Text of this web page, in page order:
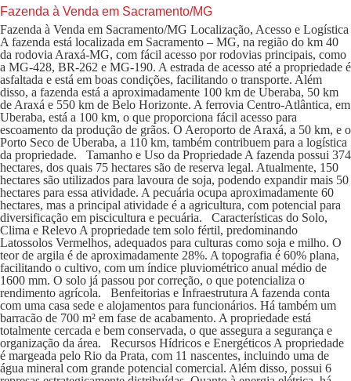
Fazenda à Venda em Sacramento/MG
Fazenda à Venda em Sacramento/MG Localização, Acesso e Logística
A fazenda está localizada em Sacramento – MG, na região do km 40
da rodovia Araxá-MG, com fácil acesso por rodovias principais, como
a MG-428, BR-262 e MG-190. A estrada de acesso até a propriedade é
asfaltada e está em boas condições, facilitando o transporte. Além
disso, a fazenda está a aproximadamente 100 km de Uberaba, 50 km
de Araxá e 550 km de Belo Horizonte. A ferrovia Centro-Atlântica, em
Uberaba, está a 100 km, o que proporciona fácil acesso para
escoamento da produção de grãos. O Aeroporto de Araxá, a 50 km, e o
Porto Seco de Uberaba, a 110 km, também contribuem para a logística
da propriedade. Tamanho e Uso da Propriedade A fazenda possui 374
hectares, dos quais 75 hectares são de reserva legal. Atualmente, 150
hectares são utilizados para lavoura de soja, podendo expandir mais 50
hectares para essa atividade. A pecuária ocupa aproximadamente 60
hectares, mas a principal atividade é a agricultura, com potencial para
diversificação em piscicultura e pecuária. Características do Solo,
Clima e Relevo A propriedade tem solo fértil, predominando
Latossolos Vermelhos, adequados para culturas como soja e milho. O
teor de argila é de aproximadamente 28%. A topografia é 60% plana,
facilitando o cultivo, com um índice pluviométrico anual médio de
1600 mm. O solo já passou por correção, o que potencializa o
rendimento agrícola. Benfeitorias e Infraestrutura A fazenda conta
com uma casa sede e alojamentos para funcionários. Há também um
barracão de 700 m² em fase de acabamento. A propriedade está
totalmente cercada e bem conservada, o que assegura a segurança e
organização da área. Recursos Hídricos e Energéticos A propriedade
é margeada pelo Rio da Prata, com 11 nascentes, incluindo uma de
água mineral com grande potencial comercial. Além disso, possui 6